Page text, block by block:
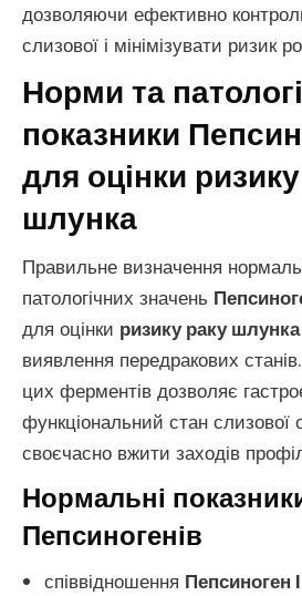
дозволяючи ефективно
слизової і мінімізувати ризик
Норми та
показники
для оцінки
шлунка
Правильне визначення
патологічних значень
для оцінки ризику раку шлунка
виявлення передракових
цих ферментів дозволяє
функціональний стан слизової
своєчасно вжити заходів
Нормальні
Пепсиногенів
співвідношення Пепсиноген